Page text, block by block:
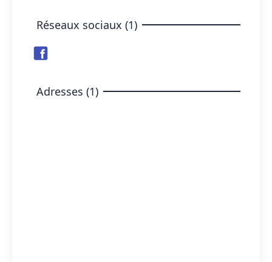
Réseaux sociaux (1)
Adresses (1)